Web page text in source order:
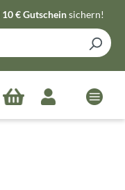
10 € Gutscheinsichern!